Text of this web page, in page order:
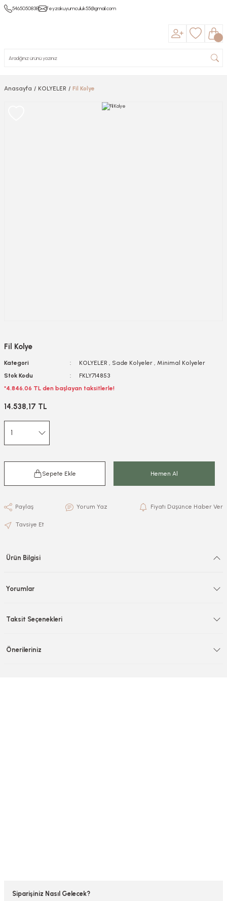
5465050838 feyzakuyumculuk55@gmail.com
Anasayfa KOLYELER Fil Kolye
Fil Kolye
Kategori KOLYELER , Sade Kolyeler , Minimal Kolyeler
Stok Kodu
FKLY714853
*4.846,06 TL den başlayan taksitlerle!
14.538,17 TL
Sepete Ekle Hemen Al
Yorum Yaz Fiyatı Düşünce Haber Ver
Tavsiye Et
Paylaş
Ürün Bilgisi
Yorumlar
Taksit Seçenekleri
Önerileriniz
Siparişiniz Nasıl Gelecek?